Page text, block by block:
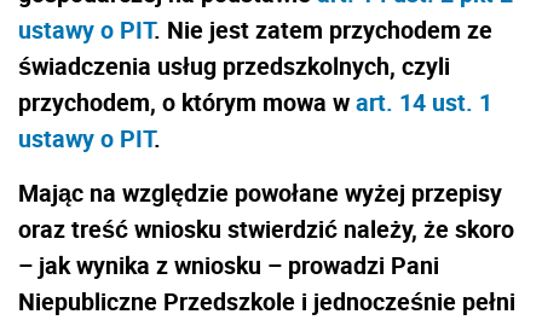
ustawy o PIT. Nie jest zatem przychodem ze
świadczenia usług przedszkolnych, czyli
przychodem, o którym mowa wart. 14 ust. 1
ustawy o PIT.
Mając na względzie powołane wyżej przepisy
oraz treść wniosku stwierdzić należy, że skoro
– jak wynika z wniosku – prowadzi Pani
Niepubliczne Przedszkole i jednocześnie pełni